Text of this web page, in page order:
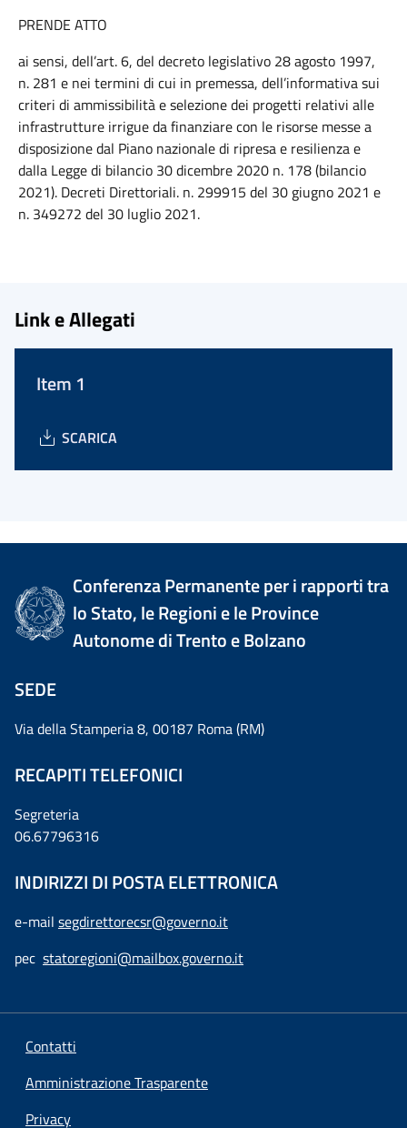
PRENDE ATTO
ai sensi, dell’art. 6, del decreto legislativo 28 agosto 1997,
n. 281 e nei termini di cui in premessa, dell’informativa sui
criteri di ammissibilità e selezione dei progetti relativi alle
infrastrutture irrigue da finanziare con le risorse messe a
disposizione dal Piano nazionale di ripresa e resilienza e
dalla Legge di bilancio 30 dicembre 2020 n. 178 (bilancio
2021). Decreti Direttoriali. n. 299915 del 30 giugno 2021 e
n. 349272 del 30 luglio 2021.
Link e Allegati
Item 1
SCARICA
Conferenza Permanente per i rapporti tra
lo Stato, le Regioni e le Province
Autonome di Trento e Bolzano
SEDE
Via della Stamperia 8, 00187 Roma (RM)
RECAPITI TELEFONICI
Segreteria
06.67796316
INDIRIZZI DI POSTA ELETTRONICA
e-mail segdirettorecsr@governo.it
pec statoregioni@mailbox.governo.it
Contatti
Amministrazione Trasparente
Privacy